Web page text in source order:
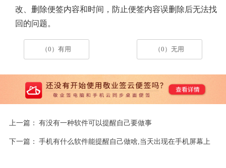
改、删除便签内容和时间，防止便签内容误删除后无法找
回的问题。
（0）有用 （0）无用
上一篇： 有没有一种软件可以提醒自己要做事
下一篇： 手机有什么软件能提醒自己做啥,当天出现在手机屏幕上